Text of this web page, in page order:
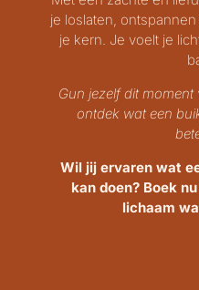
je loslaten,
je kern. Je voelt je
Gun jezelf dit
ontdek wat een
Wil jij ervaren wat
kan doen? Boek
lichaam